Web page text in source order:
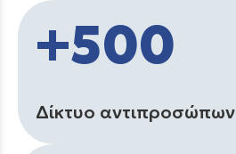
+500
Δίκτυο αντιπροσώπων